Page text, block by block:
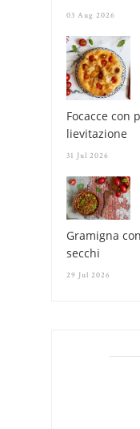
03 Aug 2026
Focacce con
lievitazione
31 Jul 2026
Gramigna
secchi
29 Jul 2026